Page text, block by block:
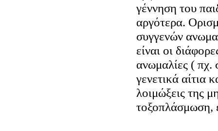
γέννηση του
αργότερα.
συγγενών
είναι οι
ανωμαλίες (
γενετικά αίτια
λοιμώξεις της
τοξοπλάσμωση,